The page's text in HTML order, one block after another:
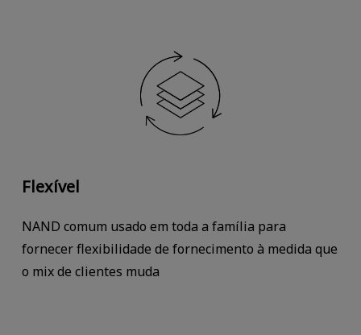
Flexível
NAND comum usado em toda a família para
fornecer flexibilidade de fornecimento à medida que
o mix de clientes muda